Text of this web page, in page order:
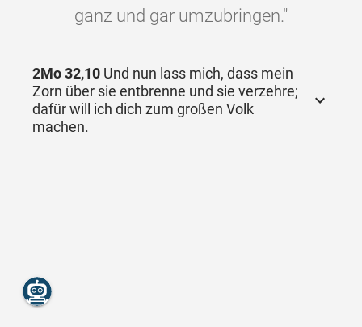
ganz und gar umzubringen."
2Mo 32,10 Und nun lass mich, dass mein
Zorn über sie entbrenne und sie verzehre;
dafür will ich dich zum großen Volk
machen.